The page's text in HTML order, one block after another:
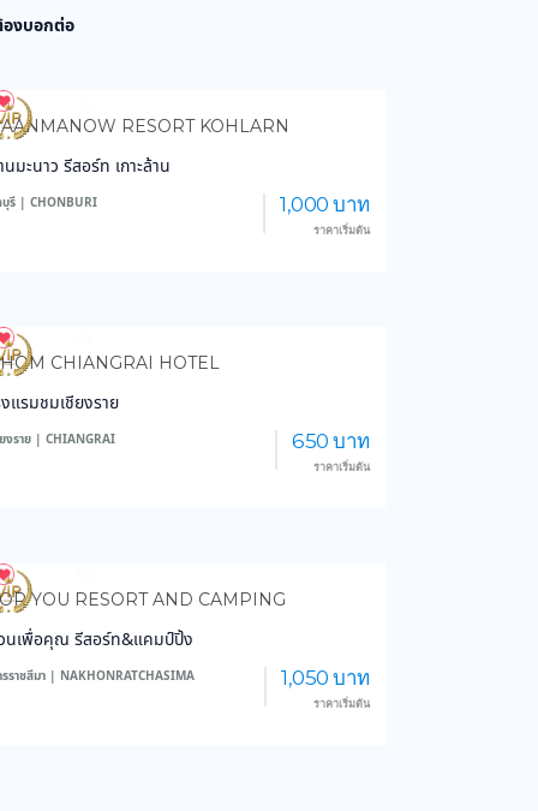
งบอกต่อ
4,070
RESORT KOHLARN
นมะนาว รีสอร์ท เกาะล้าน
รี | CHONBURI 1,000 บาท
ราคาเริ่มต้น
3,615
CHIANGRAI HOTEL
งแรมชมเชียงราย
งราย | CHIANGRAI 650 บาท
ราคาเริ่มต้น
4,287
YOU RESORT AND CAMPING
นเพื่อคุณ รีสอร์ท&แคมป์ปิ้ง
ราชสีมา | NAKHONRATCHASIMA 1,050 บาท
ราคาเริ่มต้น